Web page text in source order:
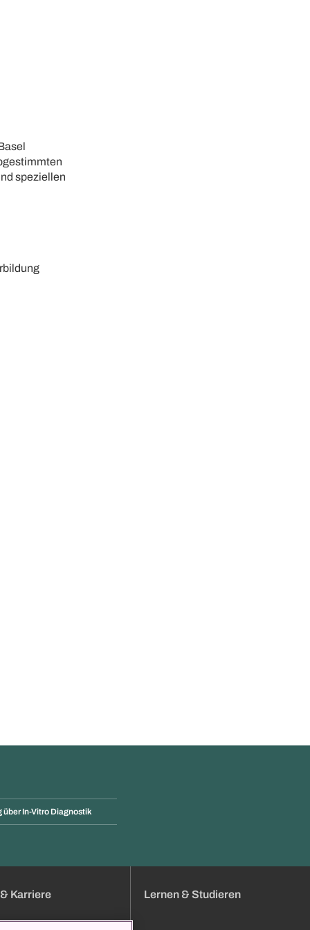
speziellen
über In-Vitro Diagnostik
Karriere Lernen & Studieren